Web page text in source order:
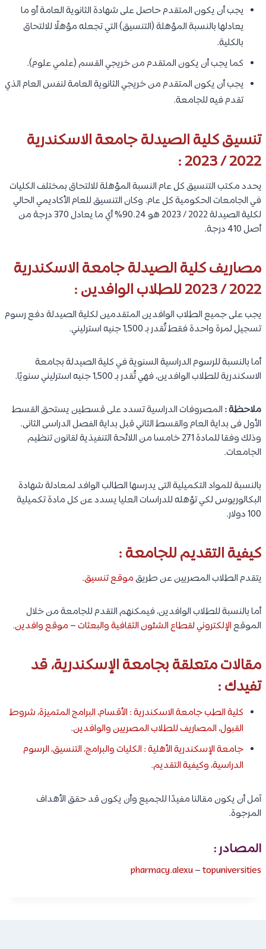
يجب أن يكون المتقدم حاصل على شهادة الثانوية العامة أو ما
يعادلها بالنسبة المؤهلة (التنسيق) التي تجعله مؤهلًا للالتحاق
بالكلية.
كما يجب أن يكون المتقدم من خريجي القسم (علمي علوم).
يجب أن يكون المتقدم من خريجي الثانوية العامة لنفس العام الذي
تقدم فيه للجامعة.
تنسيق كلية الصيدلة جامعة الاسكندرية
2022 / 2023 :
يحدد مكتب التنسيق كل عام النسبة المؤهلة للالتحاق بمختلف الكليات
في الجامعات الحكومية كل عام. وكان التنسيق للعام الأكاديمي الحالي
لكلية الصيدلة 2022 / 2023 هو 90.24% أي ما يعادل 370 درجة من
أصل 410 درجة.
مصاريف كلية الصيدلة جامعة الاسكندرية
2022 / 2023 للطلاب الوافدين :
يجب على جميع الطلاب الوافدين المتقدمين لكلية الصيدلة دفع رسوم
تسجيل لمرة واحدة فقط تُقدر بـ 1,500 جنيه استرليني.
أما بالنسبة للرسوم الدراسية السنوية في كلية الصيدلة بجامعة
الاسكندرية للطلاب الوافدين، فهي تُقدر بـ 1,500 جنيه استرليني سنويًا.
ملاحظة : المصروفات الدراسية تسدد على قسطين يستحق القسط
الأول فى بداية العام والقسط الثاني قبل بداية الفصل الدراسى الثانى.
وذلك وفقا للمادة 271 خامسا من اللائحة التنفيذية لقانون تنظيم
الجامعات.
بالنسبة للمواد التكميلية التى يدرسها الطالب الوافد لمعادلة شهادة
البكالوريوس لكي تؤهله للدراسات العليا يسدد عن كل مادة تكميلية
100 دولار.
كيفية التقديم للجامعة :
يتقدم الطلاب المصريين عن طريقموقع تنسيق.
أما بالنسبة للطلاب الوافدين، فيمكنهم التقدم للجامعة من خلال
الموقعالإلكتروني لقطاع الشئون الثقافية والبعثات – موقع وافدين.
مقالات متعلقة بجامعة الإسكندرية، قد
تفيدك :
كلية الطب جامعة الاسكندرية : الأقسام، البرامج المتميزة، شروط
القبول، المصاريف للطلاب المصريين والوافدين.
جامعة الإسكندرية الأهلية : الكليات والبرامج، التنسيق، الرسوم
الدراسية، وكيفية التقديم.
آمل أن يكون مقالنا مفيدًا للجميع وأن يكون قد حقق الأهداف
المرجوة.
المصادر :
pharmacy.alexu–topuniversities